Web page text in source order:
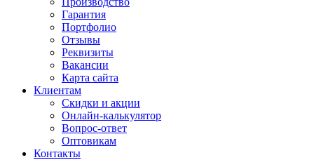
Гарантия
Портфолио
Отзывы
Реквизиты
Вакансии
Карта сайта
Клиентам
Скидки и акции
Онлайн-калькулятор
Вопрос-ответ
Оптовикам
Контакты